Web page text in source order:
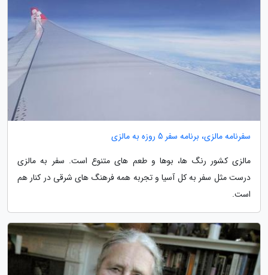
سفرنامه مالزی، برنامه سفر 5 روزه به مالزی
مالزی کشور رنگ ها، بوها و طعم های متنوع است. سفر به مالزی
درست مثل سفر به کل آسیا و تجربه همه فرهنگ های شرقی در کنار هم
است.